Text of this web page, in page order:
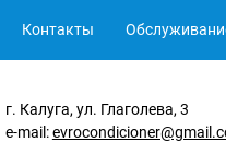
Контакты
г. Калуга, ул. Глаголева, 3
e-mail: